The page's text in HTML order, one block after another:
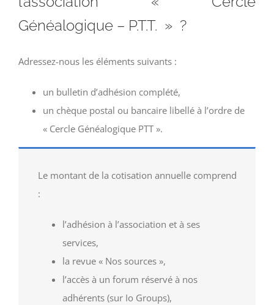
Généalogique – P.T.T. » ?
Adressez-nous les éléments suivants :
un bulletin d’adhésion complété,
un chèque postal ou bancaire libellé à l’ordre de
« Cercle Généalogique PTT ».
Le montant de la cotisation annuelle comprend
:
l’adhésion à l’association et à ses
services,
la revue « Nos sources »,
l’accès à un forum réservé à nos
adhérents (sur Io Groups),